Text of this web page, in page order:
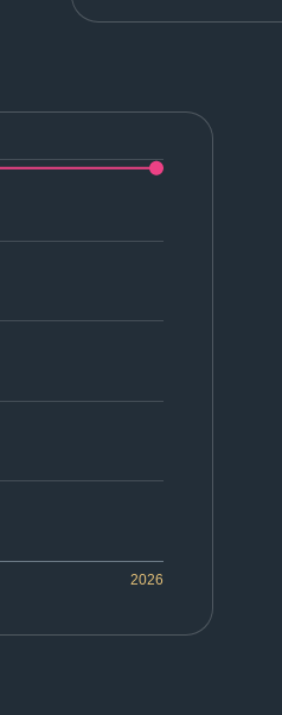
2026